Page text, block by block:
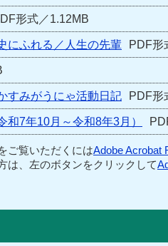
形式／1.12MB
にふれる／人生の先輩 PDF形
すみがうにゃ活動日記 PDF形
和7年10月～令和8年3月）
ご覧いただくにはAdobe Acrobat
は、左のボタンをクリックして